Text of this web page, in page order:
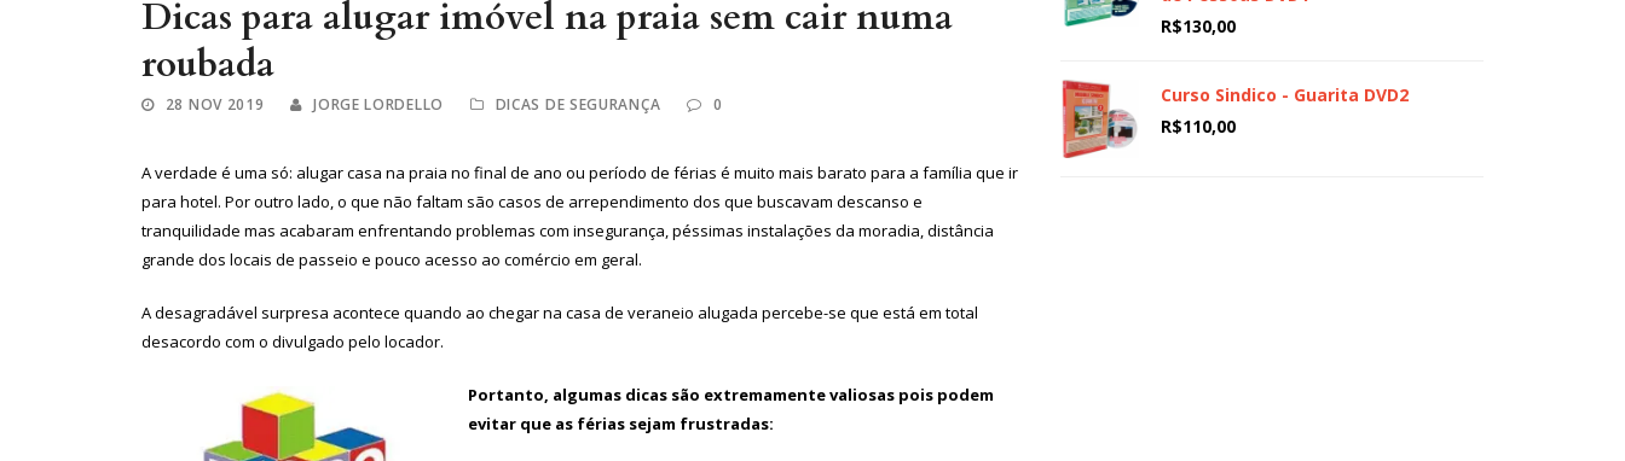
Dicas para alugar imóvel na praia sem cair numa
roubada
28 NOV 2019 JORGE LORDELLO DICAS DE SEGURANÇA 0
A verdade é uma só: alugar casa na praia no final de ano ou período de férias é muito mais barato para a família que ir
para hotel. Por outro lado, o que não faltam são casos de arrependimento dos que buscavam descanso e
tranquilidade mas acabaram enfrentando problemas com insegurança, péssimas instalações da moradia, distância
grande dos locais de passeio e pouco acesso ao comércio em geral.
A desagradável surpresa acontece quando ao chegar na casa de veraneio alugada percebe-se que está em total
desacordo com o divulgado pelo locador.
Portanto, algumas dicas são extremamente valiosas pois podem
evitar que as férias sejam frustradas:
R$130,00
Curso Sindico - Guarita DVD2
R$110,00